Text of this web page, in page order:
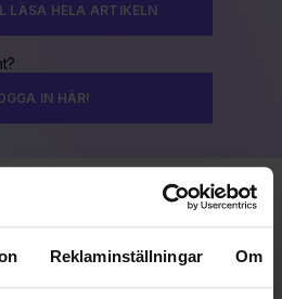
Reklaminställningar Om
LÄSA HELA ARTIKELN
IN HÄR!
PRIDE